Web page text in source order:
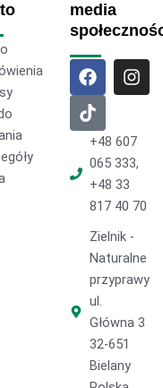
media
F
a
c
e
b
o
o
k
I
n
a
g
r
m
T
i
k
t
o
k
+48 607
065 333,
+48 33
817 40 70
Zielnik -
Naturalne
przyprawy
ul.
Główna 3
32-651
Bielany